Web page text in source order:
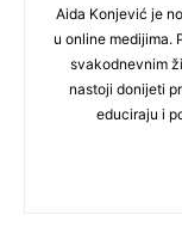
Aida Konjević je
u online medijima.
svakodnevnim
nastoji donijeti
educiraju i